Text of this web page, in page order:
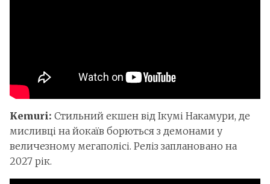
Kemuri: Стильний екшен від Ікумі Накамури, де
мисливці на йокаїв борються з демонами у
величезному мегаполісі. Реліз заплановано на
2027 рік.